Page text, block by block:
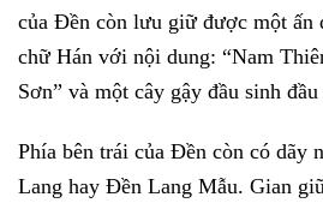
của Đền còn lưu giữ được một ấn
chữ Hán với nội dung: “Nam
Sơn” và một cây gậy đầu sinh
Phía bên trái của Đền còn có dãy
Lang hay Đền Lang Mẫu. Gian